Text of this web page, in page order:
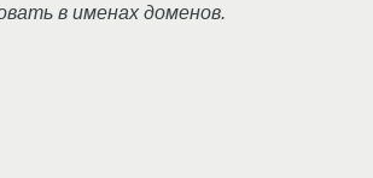
в именах доменов.